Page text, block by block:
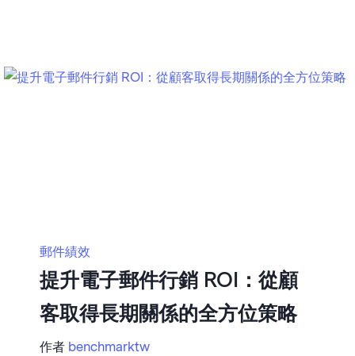
郵件績效
提升電子郵件行銷 ROI：從顧
客取得長期關係的全方位策略
作者 benchmarktw